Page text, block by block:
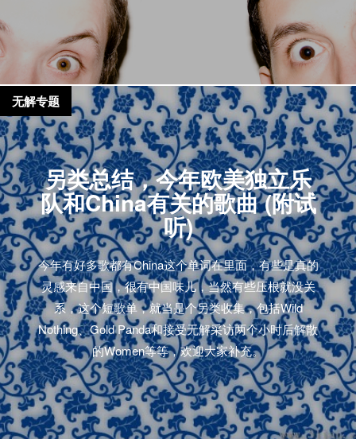
另类总结，今年欧美独立乐
队和China有关的歌曲 (附试
听)
今年有好多歌都有China这个单词在里面，有些是真的
灵感来自中国，很有中国味儿，当然有些压根就没关
系，这个短歌单，就当是个另类收集，包括Wild
Nothing、Gold Panda和接受无解采访两个小时后解散
的Women等等，欢迎大家补充。
无解专题